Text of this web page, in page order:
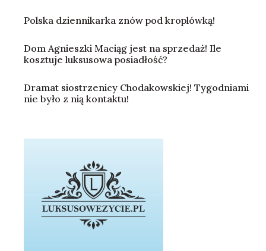
Polska dziennikarka znów pod kroplówką!
Dom Agnieszki Maciąg jest na sprzedaż! Ile
kosztuje luksusowa posiadłość?
Dramat siostrzenicy Chodakowskiej! Tygodniami
nie było z nią kontaktu!